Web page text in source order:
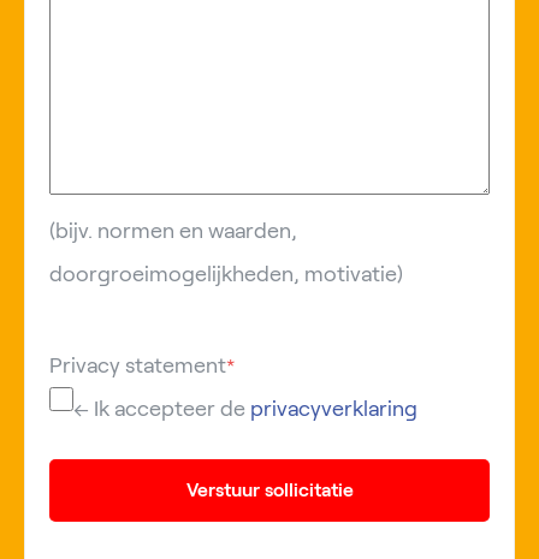
(bijv. normen en waarden,
doorgroeimogelijkheden, motivatie)
Privacy statement*
← Ik accepteer de privacyverklaring
Verstuur sollicitatie